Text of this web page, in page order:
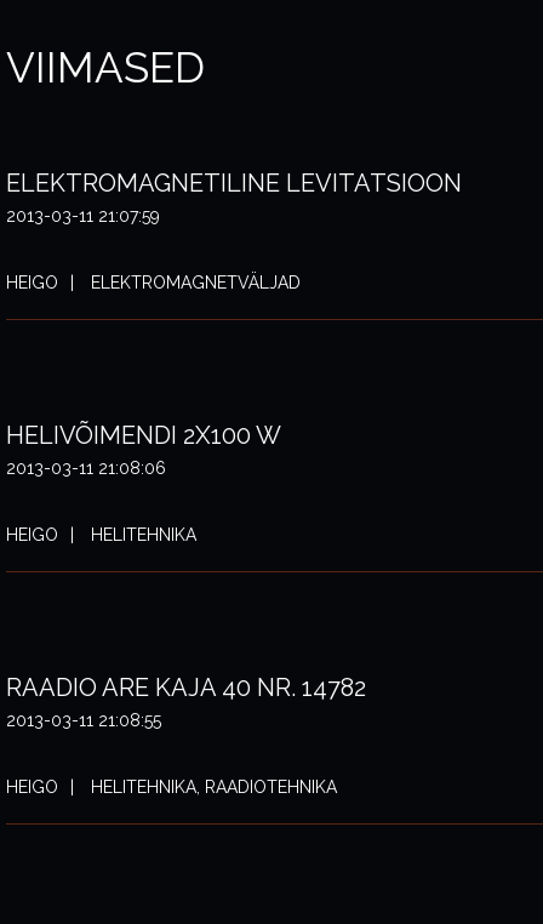
VIIMASED
ELEKTROMAGNETILINE LEVITATSIOON
2013-03-11 21:07:59
HEIGO ELEKTROMAGNETVÄLJAD
HELIVÕIMENDI 2X100 W
2013-03-11 21:08:06
HEIGO HELITEHNIKA
RAADIO ARE KAJA 40 NR. 14782
2013-03-11 21:08:55
HEIGO HELITEHNIKA, RAADIOTEHNIKA